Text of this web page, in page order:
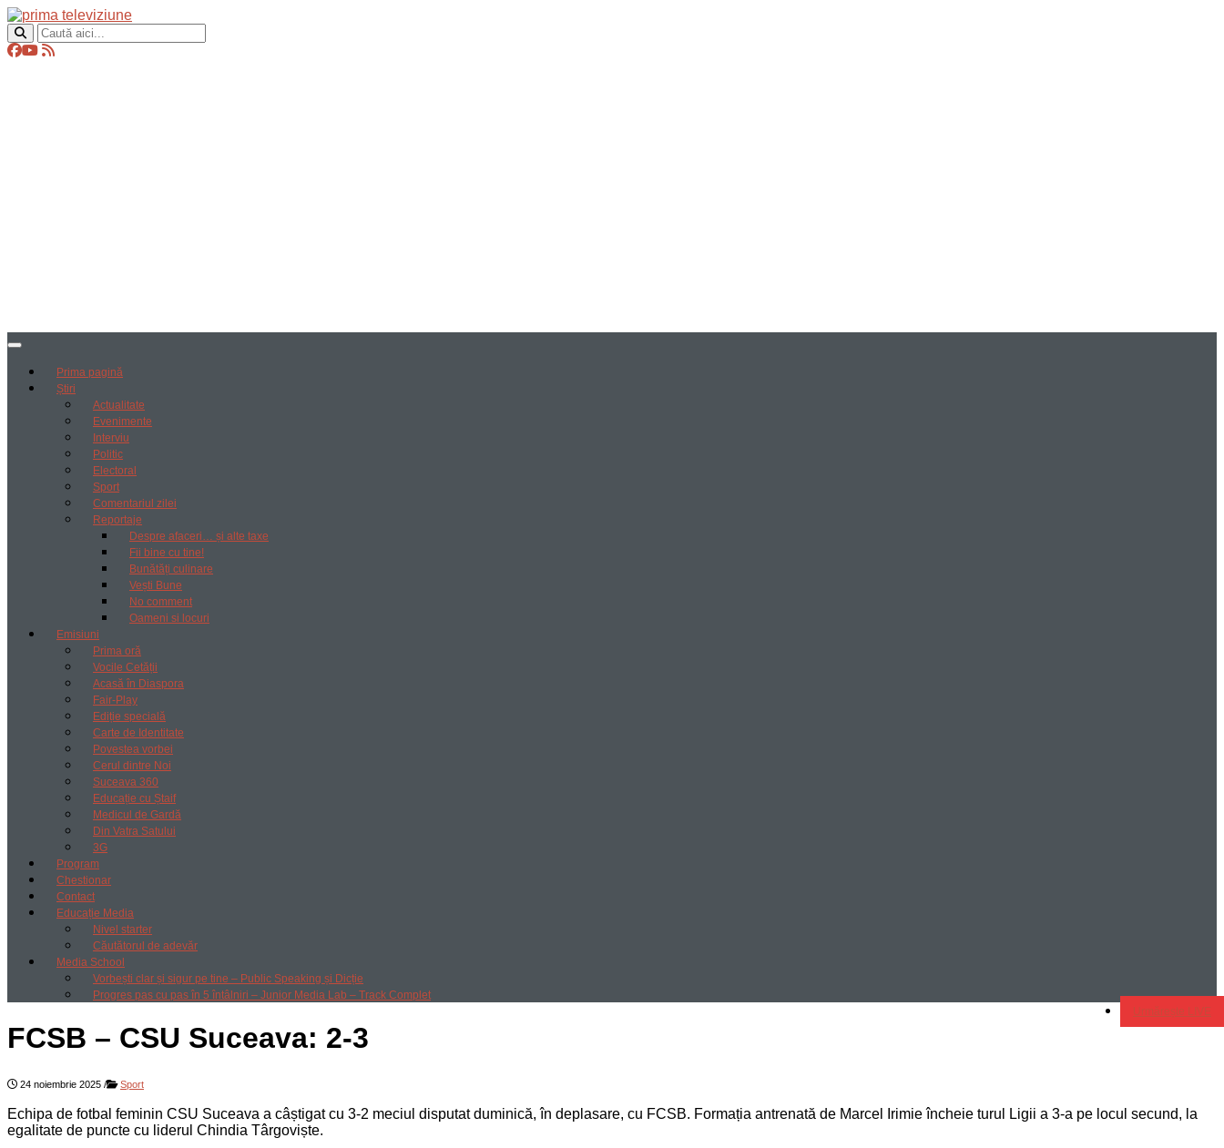
Prima pagină
Știri
Actualitate
Evenimente
Interviu
Politic
Electoral
Sport
Comentariul zilei
Reportaje
Despre afaceri… și alte taxe
Fii bine cu tine!
Bunătăți culinare
Vești Bune
No comment
Oameni si locuri
Emisiuni
Prima oră
Vocile Cetății
Acasă în Diaspora
Fair-Play
Ediție specială
Carte de Identitate
Povestea vorbei
Cerul dintre Noi
Suceava 360
Educație cu Ștaif
Medicul de Gardă
Din Vatra Satului
3G
Program
Chestionar
Contact
Educație Media
Nivel starter
Căutătorul de adevăr
Media School
Vorbești clar și sigur pe tine – Public Speaking și Dicție
Progres pas cu pas în 5 întâlniri – Junior Media Lab – Track Complet
Urmărește LIVE
FCSB – CSU Suceava: 2-3
24 noiembrie 2025 / Sport
Echipa de fotbal feminin CSU Suceava a câștigat cu 3-2 meciul disputat duminică, în deplasare, cu FCSB. Formația antrenată de Marcel Irimie încheie turul Ligii a 3-a pe locul secund, la
egalitate de puncte cu liderul Chindia Târgoviște.